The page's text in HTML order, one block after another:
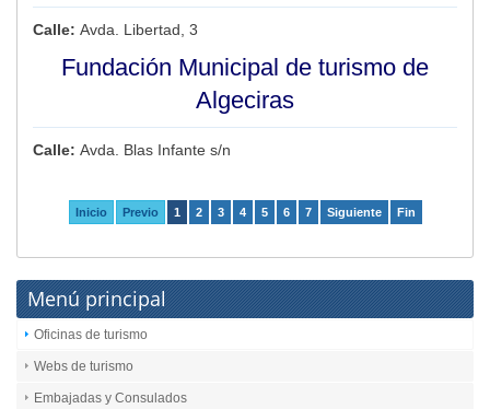
Calle: Avda. Libertad, 3
Fundación Municipal de turismo de
Algeciras
Calle: Avda. Blas Infante s/n
Inicio Previo 1 2 3 4 5 6 7 Siguiente Fin
Menú principal
Oficinas de turismo
Webs de turismo
Embajadas y Consulados